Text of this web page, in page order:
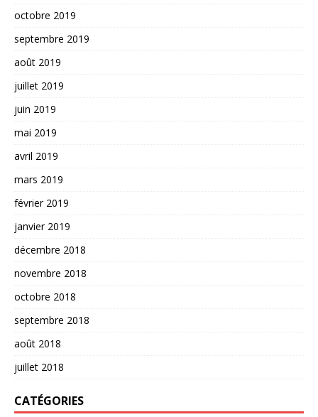
octobre 2019
septembre 2019
août 2019
juillet 2019
juin 2019
mai 2019
avril 2019
mars 2019
février 2019
janvier 2019
décembre 2018
novembre 2018
octobre 2018
septembre 2018
août 2018
juillet 2018
CATÉGORIES